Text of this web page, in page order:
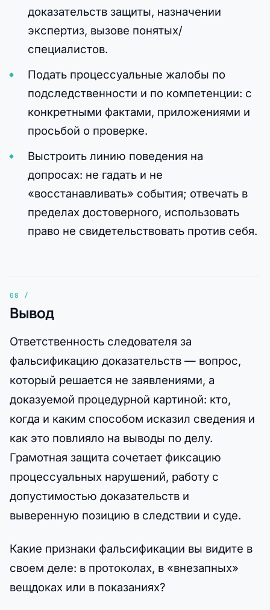
доказательств защиты, назначении
экспертиз, вызове понятых/
специалистов.
Подать процессуальные жалобы по
подследственности и по компетенции: с
конкретными фактами, приложениями и
просьбой о проверке.
Выстроить линию поведения на
допросах: не гадать и не
«восстанавливать» события; отвечать в
пределах достоверного, использовать
право не свидетельствовать против себя.
Вывод
Ответственность следователя за
фальсификацию доказательств — вопрос,
который решается не заявлениями, а
доказуемой процедурной картиной: кто,
когда и каким способом исказил сведения и
как это повлияло на выводы по делу.
Грамотная защита сочетает фиксацию
процессуальных нарушений, работу с
допустимостью доказательств и
выверенную позицию в следствии и суде.
Какие признаки фальсификации вы видите в
своем деле: в протоколах, в «внезапных»
вещдоках или в показаниях?